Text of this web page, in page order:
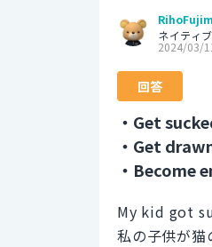
ネイティ
2024/03/
回答
・Get
・Get
・Become
My kid got
私の子供が猫